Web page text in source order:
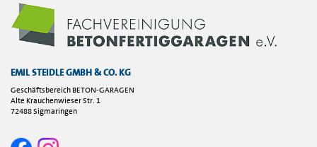
EMIL STEIDLE GMBH & CO. KG
Geschäftsbereich BETON-GARAGEN
Alte Krauchenwieser Str. 1
72488 Sigmaringen